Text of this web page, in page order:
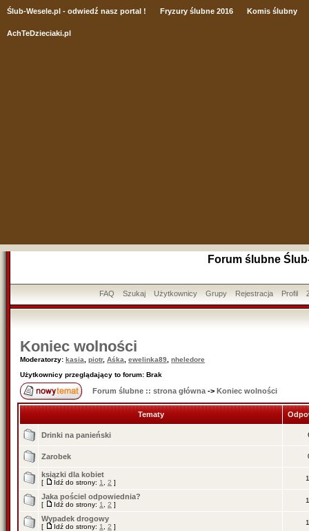
Ślub-Wesele.pl - odwiedź nasz portal ! Fryzury ślubne 2016 Komis ślubny
AchTeDzieciaki.pl
Forum ślubne
FAQ Szukaj Użytkownicy Grupy Rejestracja Profil
Koniec wolności
Moderatorzy: kasia piotr, Aśka ewelinka89 nheledore
Użytkownicy przeglądający to forum: Brak
Forum ślubne :: strona główna -> Koniec wolności
Tematy
Drinki na panieński
Zarobek
ksiązki dla kobiet
[ Idź do strony: 1 2 ]
Jaka pościel odpowiednia?
[ Idź do strony: 1 2 ]
Wypadek drogowy
[ Idź do strony: 1 2 ]